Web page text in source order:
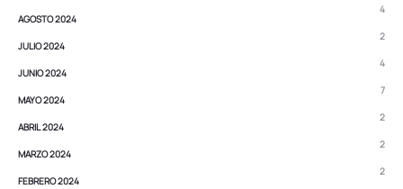
AGOSTO 2024
4
JULIO 2024
2
JUNIO 2024
4
MAYO 2024
7
ABRIL 2024
2
MARZO 2024
2
FEBRERO 2024
2